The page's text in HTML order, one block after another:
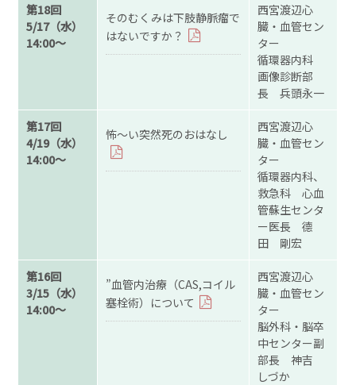
第18回
5/17（水）
14:00～
そのむくみは下肢静脈瘤で
はないですか？
西宮渡辺心
臓・血管セン
ター
循環器内科
画像診断部
長 兵頭永一
第17回
4/19（水）
14:00～
怖～い突然死のおはなし
西宮渡辺心
臓・血管セン
ター
循環器内科、
救急科 心血
管蘇生センタ
ー医長 德
田 剛宏
第16回
3/15（水）
14:00～
”血管内治療（CAS,コイル
塞栓術）について
西宮渡辺心
臓・血管セン
ター
脳外科・脳卒
中センター副
部長 神吉
しづか